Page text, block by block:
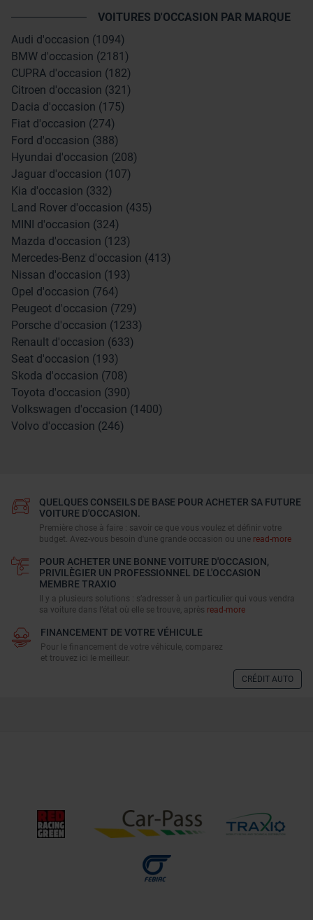
VOITURES D'OCCASION PAR MARQUE
Audi d'occasion (1094)
BMW d'occasion (2181)
CUPRA d'occasion (182)
Citroen d'occasion (321)
Dacia d'occasion (175)
Fiat d'occasion (274)
Ford d'occasion (388)
Hyundai d'occasion (208)
Jaguar d'occasion (107)
Kia d'occasion (332)
Land Rover d'occasion (435)
MINI d'occasion (324)
Mazda d'occasion (123)
Mercedes-Benz d'occasion (413)
Nissan d'occasion (193)
Opel d'occasion (764)
Peugeot d'occasion (729)
Porsche d'occasion (1233)
Renault d'occasion (633)
Seat d'occasion (193)
Skoda d'occasion (708)
Toyota d'occasion (390)
Volkswagen d'occasion (1400)
Volvo d'occasion (246)
QUELQUES CONSEILS DE BASE POUR ACHETER SA FUTURE
VOITURE D'OCCASION.
Première chose à faire : savoir ce que vous voulez et définir votre
budget. Avez-vous besoin d'une grande occasion ou une read-more
POUR ACHETER UNE BONNE VOITURE D'OCCASION,
PRIVILÈGIER UN PROFESSIONNEL DE L'OCCASION
MEMBRE TRAXIO
Il y a plusieurs solutions : s’adresser à un particulier qui vous vendra
sa voiture dans l’état où elle se trouve, après read-more
FINANCEMENT DE VOTRE VÉHICULE
Pour le financement de votre véhicule, comparez
et trouvez ici le meilleur.
CRÉDIT AUTO